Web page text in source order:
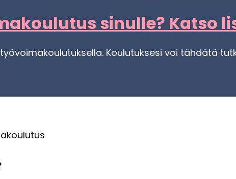
si­nul­le? Katso
Kou­lu­tuk­se­si voi täh­dä­tä